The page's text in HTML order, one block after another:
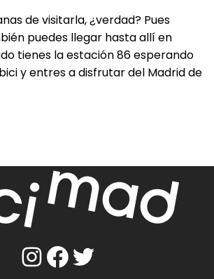
de visitarla, ¿verdad? Pues
puedes llegar hasta allí en
tienes la estación 86 esperando
y entres a disfrutar del Madrid de